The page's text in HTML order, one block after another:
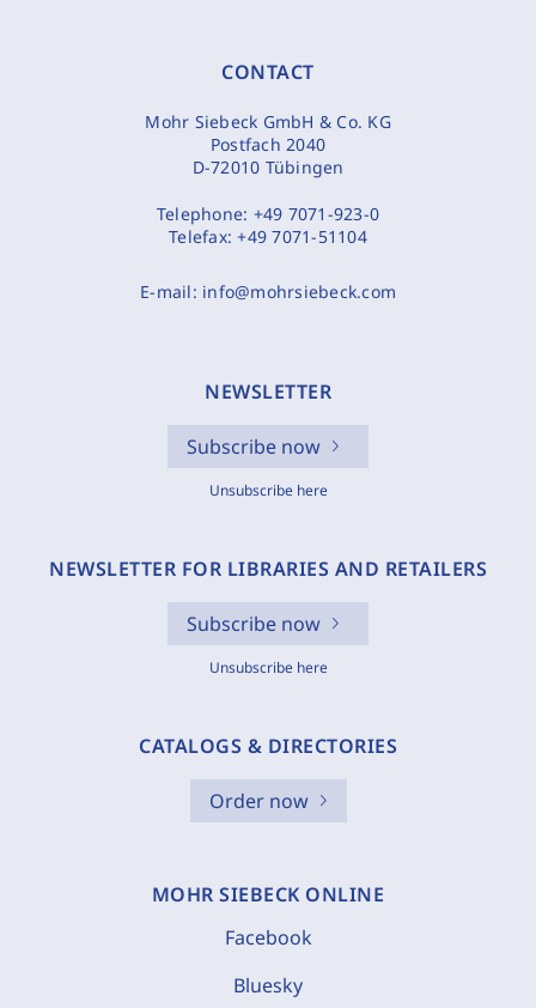
CONTACT
Mohr Siebeck GmbH & Co. KG
Postfach 2040
D-72010 Tübingen
Telephone: +49 7071-923-0
Telefax:+49 7071-51104
E-mail: info@mohrsiebeck.com
NEWSLETTER
Subscribe now
Unsubscribe here
NEWSLETTER FOR LIBRARIES AND RETAILERS
Subscribe now
Unsubscribe here
CATALOGS & DIRECTORIES
Order now
MOHR SIEBECK ONLINE
Facebook
Bluesky